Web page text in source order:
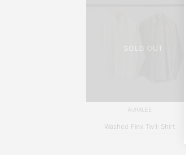
AURALEE
Washed Finx Twill Shirt
SOLD OUT